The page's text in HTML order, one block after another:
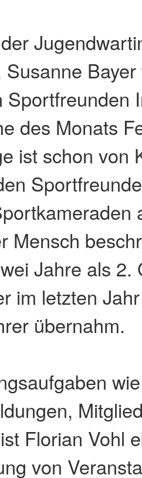
Sportfreunden
des Monats
ist schon von
Mensch
Jahre als 2.
im letzten
übernahm.
Florian Vohl
von